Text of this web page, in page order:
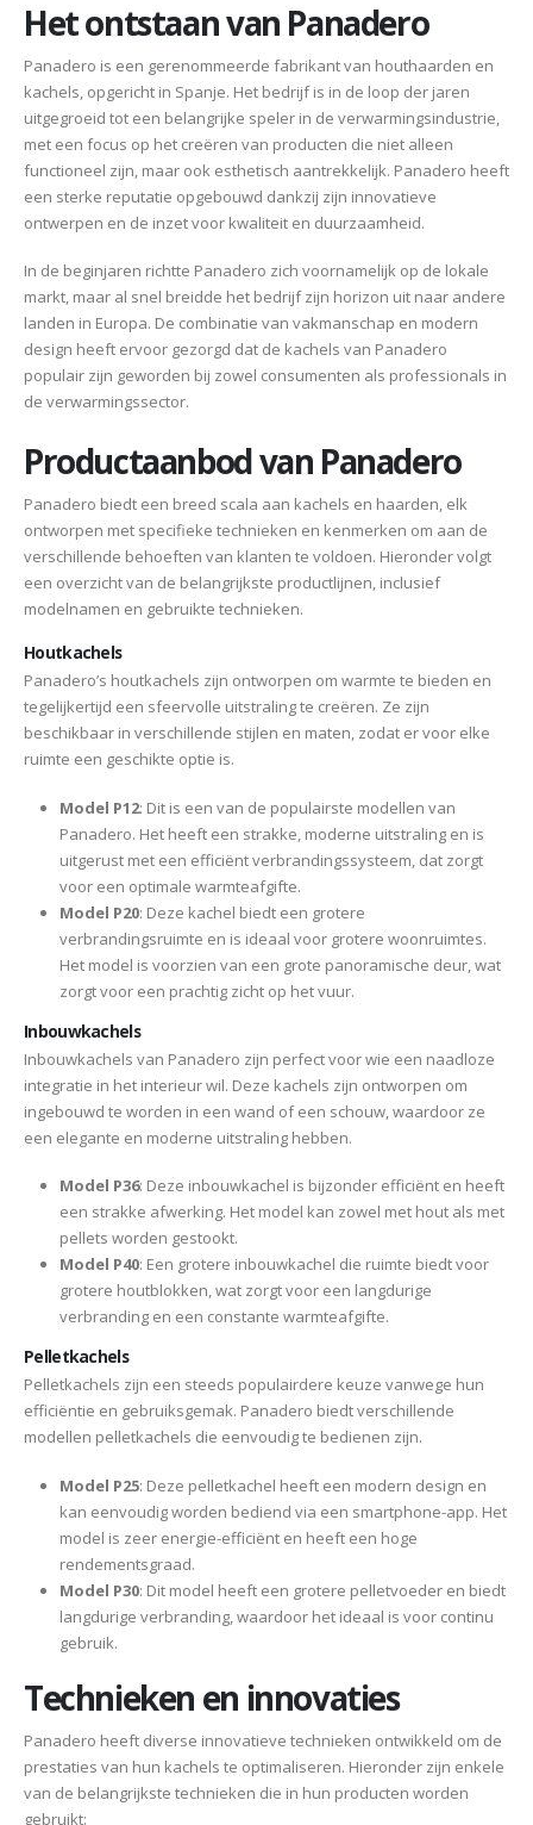
Het ontstaan van Panadero
Panadero is een gerenommeerde fabrikant van houthaarden en
kachels, opgericht in Spanje. Het bedrijf is in de loop der jaren
uitgegroeid tot een belangrijke speler in de verwarmingsindustrie,
met een focus op het creëren van producten die niet alleen
functioneel zijn, maar ook esthetisch aantrekkelijk. Panadero heeft
een sterke reputatie opgebouwd dankzij zijn innovatieve
ontwerpen en de inzet voor kwaliteit en duurzaamheid.
In de beginjaren richtte Panadero zich voornamelijk op de lokale
markt, maar al snel breidde het bedrijf zijn horizon uit naar andere
landen in Europa. De combinatie van vakmanschap en modern
design heeft ervoor gezorgd dat de kachels van Panadero
populair zijn geworden bij zowel consumenten als professionals in
de verwarmingssector.
Productaanbod van Panadero
Panadero biedt een breed scala aan kachels en haarden, elk
ontworpen met specifieke technieken en kenmerken om aan de
verschillende behoeften van klanten te voldoen. Hieronder volgt
een overzicht van de belangrijkste productlijnen, inclusief
modelnamen en gebruikte technieken.
Houtkachels
Panadero’s houtkachels zijn ontworpen om warmte te bieden en
tegelijkertijd een sfeervolle uitstraling te creëren. Ze zijn
beschikbaar in verschillende stijlen en maten, zodat er voor elke
ruimte een geschikte optie is.
Model P12: Dit is een van de populairste modellen van
Panadero. Het heeft een strakke, moderne uitstraling en is
uitgerust met een efficiënt verbrandingssysteem, dat zorgt
voor een optimale warmteafgifte.
Model P20: Deze kachel biedt een grotere
verbrandingsruimte en is ideaal voor grotere woonruimtes.
Het model is voorzien van een grote panoramische deur, wat
zorgt voor een prachtig zicht op het vuur.
Inbouwkachels
Inbouwkachels van Panadero zijn perfect voor wie een naadloze
integratie in het interieur wil. Deze kachels zijn ontworpen om
ingebouwd te worden in een wand of een schouw, waardoor ze
een elegante en moderne uitstraling hebben.
Model P36: Deze inbouwkachel is bijzonder efficiënt en heeft
een strakke afwerking. Het model kan zowel met hout als met
pellets worden gestookt.
Model P40: Een grotere inbouwkachel die ruimte biedt voor
grotere houtblokken, wat zorgt voor een langdurige
verbranding en een constante warmteafgifte.
Pelletkachels
Pelletkachels zijn een steeds populairdere keuze vanwege hun
efficiëntie en gebruiksgemak. Panadero biedt verschillende
modellen pelletkachels die eenvoudig te bedienen zijn.
Model P25: Deze pelletkachel heeft een modern design en
kan eenvoudig worden bediend via een smartphone-app. Het
model is zeer energie-efficiënt en heeft een hoge
rendementsgraad.
Model P30: Dit model heeft een grotere pelletvoeder en biedt
langdurige verbranding, waardoor het ideaal is voor continu
gebruik.
Technieken en innovaties
Panadero heeft diverse innovatieve technieken ontwikkeld om de
prestaties van hun kachels te optimaliseren. Hieronder zijn enkele
van de belangrijkste technieken die in hun producten worden
gebruikt: